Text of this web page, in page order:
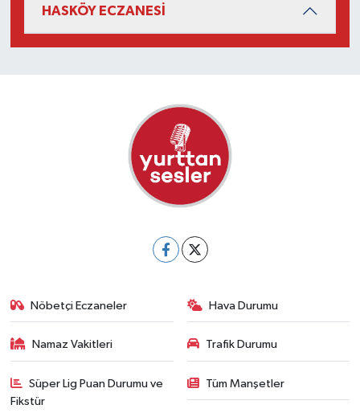
HASKÖY ECZANESİ
Nöbetçi Eczaneler Hava Durumu
Namaz Vakitleri Trafik Durumu
Süper Lig Puan Durumu ve
Fikstür
Tüm Manşetler